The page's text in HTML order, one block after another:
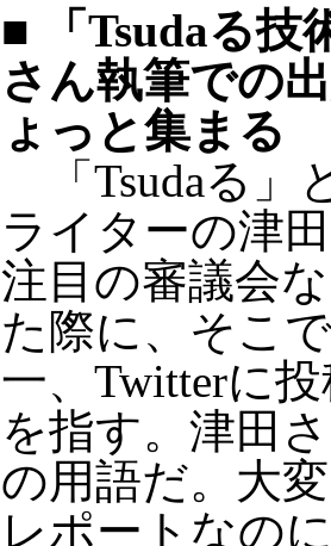
■ 「Tsudaる技
さん執筆での
ょっと集まる
「Tsudaる」
ライターの津
注目の審議会
た際に、そこ
一、Twitterに
を指す。津田
の用語だ。大
レポートなの